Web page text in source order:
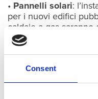
Consent
• Pannelli solari:
per i nuovi edifici
caldaie a gas
2040.
•Efficienza energetica
2020 saranno
obiettivi. Tuttavia,
storici, agricoli,